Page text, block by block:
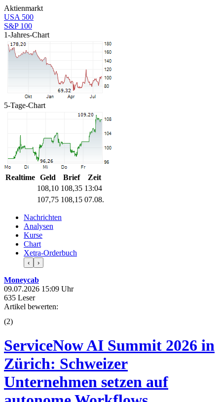
Aktienmarkt
USA 500
S&P 100
1-Jahres-Chart
5-Tage-Chart
Realtime Geld Brief
Zeit
108,10 108,35 13:04
107,75 108,15 07.08.
Nachrichten
Analysen
Kurse
Chart
Xetra-Orderbuch
‹ ›
Moneycab
09.07.2026 15:09 Uhr
635 Leser
Artikel bewerten:
(2)
ServiceNow AI Summit 2026 in
Zürich: Schweizer
Unternehmen setzen auf